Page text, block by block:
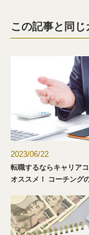
この記事と同
2023/06/22
転職するならキャリア
オススメ！ コーチング